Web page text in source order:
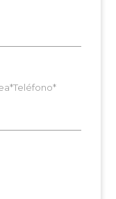
Teléfono*